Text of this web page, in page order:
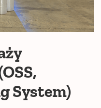
System)